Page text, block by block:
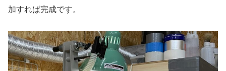
加すれば完成です。